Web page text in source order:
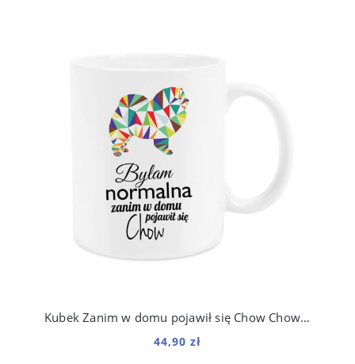
Kubek Zanim w domu pojawił się Chow Chow 330 ml
44,90 zł